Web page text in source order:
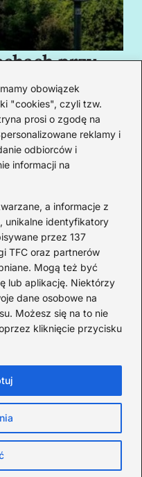
obowiązek
"cookies", czyli tzw.
prosi o zgodę na
reklamy i
odbiorców i
informacji na
a informacje z
unikalne identyfikatory
przez 137
TFC oraz partnerów
Mogą też być
lub aplikację. Niektórzy
dane osobowe na
Możesz się na to nie
kliknięcie przycisku
przy
z bliska – nie tylko
wszystkim ludzi,
prawa
użytkowania